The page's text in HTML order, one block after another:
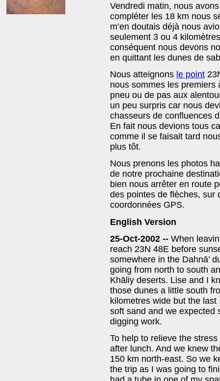
Vendredi matin, nous
compléter les 18 km nous
m’en doutais déjà nous
seulement 3 ou 4
conséquent nous devons
en quittant les dunes de
Nous atteignons le point
nous sommes les premiers
pneu ou de pas aux
un peu surpris car nous
chasseurs de confluences
En fait nous devions tous
comme il se faisait tard
plus tôt.
Nous prenons les photos
de notre prochaine
bien nous arrêter en route
des pointes de flèches, sur
coordonnées GPS.
English Version
25-Oct-2002 -- When
reach 23N 48E before
somewhere in the Dahnā’
going from north to south
Khāliy deserts. Lise and I
those dunes a little south
kilometres wide but the
soft sand and we expected
digging work.
To help to relieve the
after lunch. And we knew
150 km north-east. So we
the trip as I was going to